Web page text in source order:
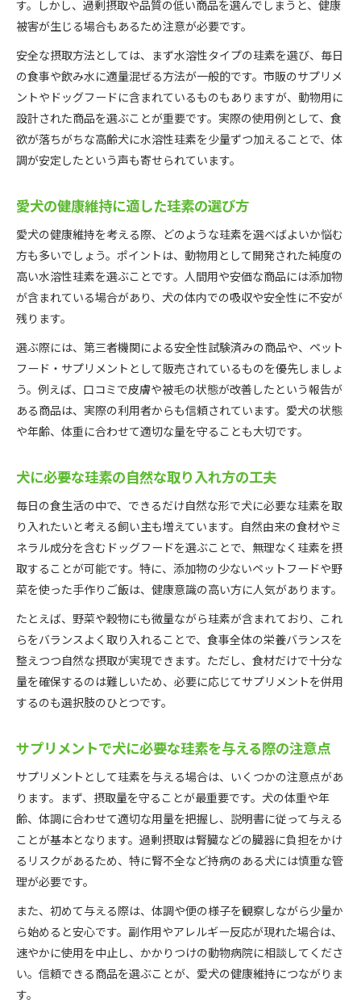
す。しかし、過剰摂取や品質の低い商品を選んでしまうと、健康
被害が生じる場合もあるため注意が必要です。
安全な摂取方法としては、まず水溶性タイプの珪素を選び、毎日
の食事や飲み水に適量混ぜる方法が一般的です。市販のサプリメ
ントやドッグフードに含まれているものもありますが、動物用に
設計された商品を選ぶことが重要です。実際の使用例として、食
欲が落ちがちな高齢犬に水溶性珪素を少量ずつ加えることで、体
調が安定したという声も寄せられています。
愛犬の健康維持に適した珪素の選び方
愛犬の健康維持を考える際、どのような珪素を選べばよいか悩む
方も多いでしょう。ポイントは、動物用として開発された純度の
高い水溶性珪素を選ぶことです。人間用や安価な商品には添加物
が含まれている場合があり、犬の体内での吸収や安全性に不安が
残ります。
選ぶ際には、第三者機関による安全性試験済みの商品や、ペット
フード・サプリメントとして販売されているものを優先しましょ
う。例えば、口コミで皮膚や被毛の状態が改善したという報告が
ある商品は、実際の利用者からも信頼されています。愛犬の状態
や年齢、体重に合わせて適切な量を守ることも大切です。
犬に必要な珪素の自然な取り入れ方の工夫
毎日の食生活の中で、できるだけ自然な形で犬に必要な珪素を取
り入れたいと考える飼い主も増えています。自然由来の食材やミ
ネラル成分を含むドッグフードを選ぶことで、無理なく珪素を摂
取することが可能です。特に、添加物の少ないペットフードや野
菜を使った手作りご飯は、健康意識の高い方に人気があります。
たとえば、野菜や穀物にも微量ながら珪素が含まれており、これ
らをバランスよく取り入れることで、食事全体の栄養バランスを
整えつつ自然な摂取が実現できます。ただし、食材だけで十分な
量を確保するのは難しいため、必要に応じてサプリメントを併用
するのも選択肢のひとつです。
サプリメントで犬に必要な珪素を与える際の注意点
サプリメントとして珪素を与える場合は、いくつかの注意点があ
ります。まず、摂取量を守ることが最重要です。犬の体重や年
齢、体調に合わせて適切な用量を把握し、説明書に従って与える
ことが基本となります。過剰摂取は腎臓などの臓器に負担をかけ
るリスクがあるため、特に腎不全など持病のある犬には慎重な管
理が必要です。
また、初めて与える際は、体調や便の様子を観察しながら少量か
ら始めると安心です。副作用やアレルギー反応が現れた場合は、
速やかに使用を中止し、かかりつけの動物病院に相談してくださ
い。信頼できる商品を選ぶことが、愛犬の健康維持につながりま
す。